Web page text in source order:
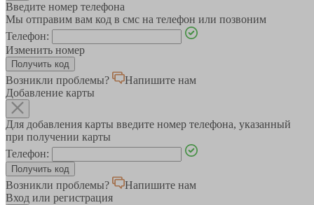
Введите номер телефона
Мы отправим вам код в смс на телефон или позвоним
Телефон:
Изменить номер
Возникли проблемы?
Напишите нам
Добавление карты
Для добавления карты введите номер телефона, указанный
при получении карты
Телефон:
Возникли проблемы?
Напишите нам
Вход или регистрация